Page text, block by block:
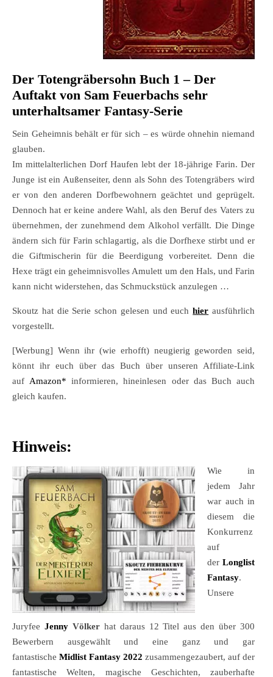
Der Totengräbersohn Buch 1 – Der
Auftakt von Sam Feuerbachs sehr
unterhaltsamer Fantasy-Serie
Sein Geheimnis behält er für sich – es würde ohnehin niemand
glauben.
Im mittelalterlichen Dorf Haufen lebt der 18-jährige Farin. Der
Junge ist ein Außenseiter, denn als Sohn des Totengräbers wird
er von den anderen Dorfbewohnern geächtet und geprügelt.
Dennoch hat er keine andere Wahl, als den Beruf des Vaters zu
übernehmen, der zunehmend dem Alkohol verfällt. Die Dinge
ändern sich für Farin schlagartig, als die Dorfhexe stirbt und er
die Giftmischerin für die Beerdigung vorbereitet. Denn die
Hexe trägt ein geheimnisvolles Amulett um den Hals, und Farin
kann nicht widerstehen, das Schmuckstück anzulegen …
Skoutz hat die Serie schon gelesen und euchhier ausführlich
vorgestellt.
[Werbung] Wenn ihr (wie erhofft) neugierig geworden seid,
könnt ihr euch über das Buch über unseren Affiliate-Link
auf Amazon* informieren, hineinlesen oder das Buch auch
gleich kaufen.
Hinweis:
Wie in
jedem Jahr
war auch in
diesem die
Konkurrenz
auf
der Longlist
Fantasy.
Unsere
Juryfee Jenny Völker hat daraus 12 Titel aus den über 300
Bewerbern ausgewählt und eine ganz und gar
fantastische Midlist Fantasy 2022 zusammengezaubert, auf der
fantastische Welten, magische Geschichten, zauberhafte